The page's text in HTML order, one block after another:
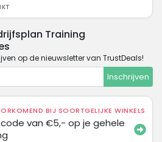
Training
op de nieuwsletter van TrustDeals!
Inschrijven
BIJ SOORTGELIJKE WINKELS
van €5,- op je gehele